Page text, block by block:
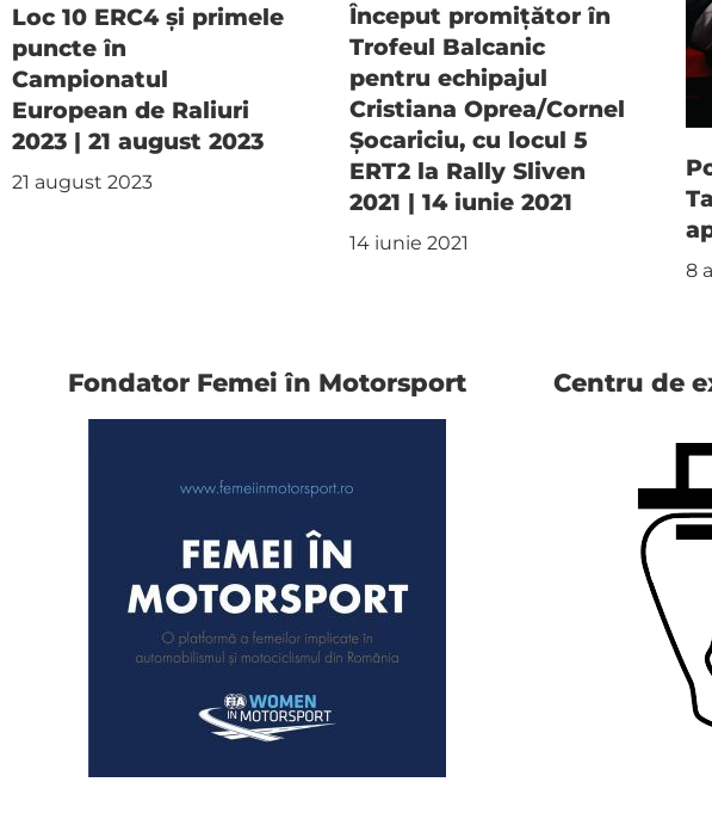
Loc 10 ERC4 și primele
puncte în
Campionatul
European de Raliuri
2023 | 21 august 2023
21 august 2023
Început promițător în
Trofeul Balcanic
pentru echipajul
Cristiana Oprea/Cornel
Șocariciu, cu locul 5
ERT2 la Rally Sliven
2021 | 14 iunie 2021
14 iunie 2021
8
Fondator Femei în Motorsport
Centru de